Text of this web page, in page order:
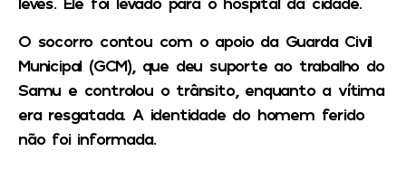
O socorro contou com o apoio da Guarda Civil
Municipal (GCM), que deu suporte ao trabalho do
Samu e controlou o trânsito, enquanto a vítima
era resgatada. A identidade do homem ferido
não foi informada.